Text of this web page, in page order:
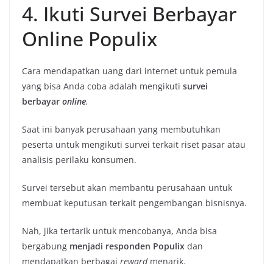
4. Ikuti Survei Berbayar
Online Populix
Cara mendapatkan uang dari internet untuk pemula
yang bisa Anda coba adalah mengikuti survei
berbayar online.
Saat ini banyak perusahaan yang membutuhkan
peserta untuk mengikuti survei terkait riset pasar atau
analisis perilaku konsumen.
Survei tersebut akan membantu perusahaan untuk
membuat keputusan terkait pengembangan bisnisnya.
Nah, jika tertarik untuk mencobanya, Anda bisa
bergabung menjadi responden Populix dan
mendapatkan berbagai reward menarik.